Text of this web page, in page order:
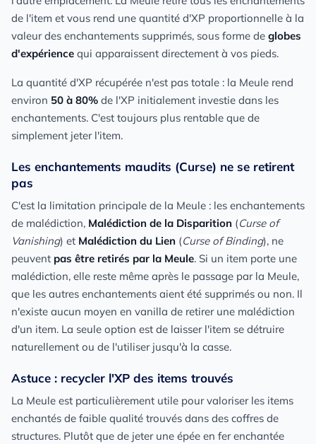
de l'item et vous rend une quantité d'XP proportionnelle à la
valeur des enchantements supprimés, sous forme de globes
d'expérience qui apparaissent directement à vos pieds.
La quantité d'XP récupérée n'est pas totale : la Meule rend
environ 50 à 80% de l'XP initialement investie dans les
enchantements. C'est toujours plus rentable que de
simplement jeter l'item.
Les enchantements maudits (Curse) ne se retirent
pas
C'est la limitation principale de la Meule : les enchantements
de malédiction, Malédiction de la Disparition (Curse of
Vanishing) et Malédiction du Lien (Curse of Binding), ne
peuvent pas être retirés par la Meule. Si un item porte une
malédiction, elle reste même après le passage par la Meule,
que les autres enchantements aient été supprimés ou non. Il
n'existe aucun moyen en vanilla de retirer une malédiction
d'un item. La seule option est de laisser l'item se détruire
naturellement ou de l'utiliser jusqu'à la casse.
Astuce : recycler l'XP des items trouvés
La Meule est particulièrement utile pour valoriser les items
enchantés de faible qualité trouvés dans des coffres de
structures. Plutôt que de jeter une épée en fer enchantée